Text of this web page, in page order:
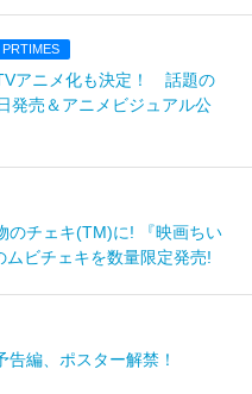
PRTIMES
アニメ化も決定！ 話題の
発売＆アニメビジュアル公
のチェキ(TM)️に! 『映画ちい
ビチェキを数量限定発売!
編、ポスター解禁！